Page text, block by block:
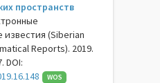
пространств
известия (Siberian
Reports). 2019.
DOI:
WOS